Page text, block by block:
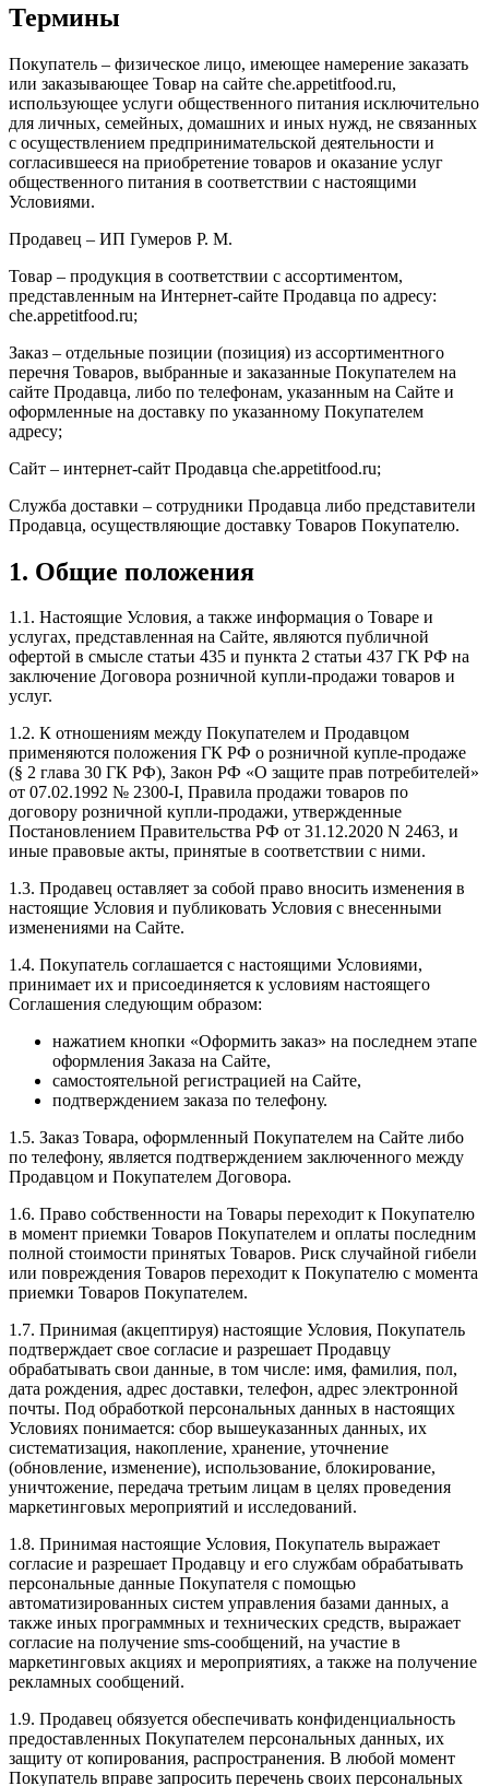
Термины
Покупатель – физическое лицо, имеющее намерение заказать
или заказывающее Товар на сайте che.appetitfood.ru,
использующее услуги общественного питания исключительно
для личных, семейных, домашних и иных нужд, не связанных
с осуществлением предпринимательской деятельности и
согласившееся на приобретение товаров и оказание услуг
общественного питания в соответствии с настоящими
Условиями.
Продавец – ИП Гумеров Р. М.
Товар – продукция в соответствии с ассортиментом,
представленным на Интернет-сайте Продавца по адресу:
che.appetitfood.ru;
Заказ – отдельные позиции (позиция) из ассортиментного
перечня Товаров, выбранные и заказанные Покупателем на
сайте Продавца, либо по телефонам, указанным на Сайте и
оформленные на доставку по указанному Покупателем
адресу;
Сайт – интернет-сайт Продавца che.appetitfood.ru;
Служба доставки – сотрудники Продавца либо представители
Продавца, осуществляющие доставку Товаров Покупателю.
1. Общие положения
1.1. Настоящие Условия, а также информация о Товаре и
услугах, представленная на Сайте, являются публичной
офертой в смысле статьи 435 и пункта 2 статьи 437 ГК РФ на
заключение Договора розничной купли-продажи товаров и
услуг.
1.2. К отношениям между Покупателем и Продавцом
применяются положения ГК РФ о розничной купле-продаже
(§ 2 глава 30 ГК РФ), Закон РФ «О защите прав потребителей»
от 07.02.1992 № 2300-I, Правила продажи товаров по
договору розничной купли-продажи, утвержденные
Постановлением Правительства РФ от 31.12.2020 N 2463, и
иные правовые акты, принятые в соответствии с ними.
1.3. Продавец оставляет за собой право вносить изменения в
настоящие Условия и публиковать Условия с внесенными
изменениями на Сайте.
1.4. Покупатель соглашается с настоящими Условиями,
принимает их и присоединяется к условиям настоящего
Соглашения следующим образом:
нажатием кнопки «Оформить заказ» на последнем этапе
оформления Заказа на Сайте,
самостоятельной регистрацией на Сайте,
подтверждением заказа по телефону.
1.5. Заказ Товара, оформленный Покупателем на Сайте либо
по телефону, является подтверждением заключенного между
Продавцом и Покупателем Договора.
1.6. Право собственности на Товары переходит к Покупателю
в момент приемки Товаров Покупателем и оплаты последним
полной стоимости принятых Товаров. Риск случайной гибели
или повреждения Товаров переходит к Покупателю с момента
приемки Товаров Покупателем.
1.7. Принимая (акцептируя) настоящие Условия, Покупатель
подтверждает свое согласие и разрешает Продавцу
обрабатывать свои данные, в том числе: имя, фамилия, пол,
дата рождения, адрес доставки, телефон, адрес электронной
почты. Под обработкой персональных данных в настоящих
Условиях понимается: сбор вышеуказанных данных, их
систематизация, накопление, хранение, уточнение
(обновление, изменение), использование, блокирование,
уничтожение, передача третьим лицам в целях проведения
маркетинговых мероприятий и исследований.
1.8. Принимая настоящие Условия, Покупатель выражает
согласие и разрешает Продавцу и его службам обрабатывать
персональные данные Покупателя с помощью
автоматизированных систем управления базами данных, а
также иных программных и технических средств, выражает
согласие на получение sms-сообщений, на участие в
маркетинговых акциях и мероприятиях, а также на получение
рекламных сообщений.
1.9. Продавец обязуется обеспечивать конфиденциальность
предоставленных Покупателем персональных данных, их
защиту от копирования, распространения. В любой момент
Покупатель вправе запросить перечень своих персональных